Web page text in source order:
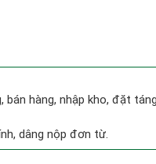
hàng, nhập kho, đặt
dâng nộp đơn từ.